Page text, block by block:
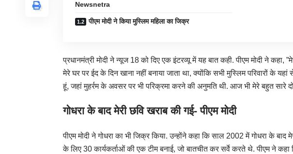
Newsnetra
पीएम मोदी ने किया मुस्लिम महिला का जिक्र
प्रधानमंत्री मोदी ने न्यूज 18 को दिए एक इंटरव्यू में यह बात कही. पीएम मोदी ने कहा,
मेरे घर पर ईद के दिन खाना नहीं बनाया जाता था, क्योंकि सभी मुस्लिम परिवारों के
हूं, जहां मुहर्रम के अवसर पर भी परिक्रमा करने की अनुमति थी. आज भी मेरे बहुत सारे
गोधरा के बाद मेरी छवि खराब की गई- पीएम मोदी
पीएम मोदी ने गोधरा का भी जिक्र किया. उन्होंने कहा कि साल 2002 में गोधरा के
के लिए 30 कार्यकर्ताओं की एक टीम बनाई, जो बातचीत कर सर्वे करते थे. पीएम ने